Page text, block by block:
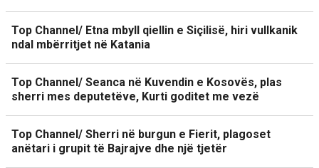
Top Channel/ Etna mbyll qiellin e Siçilisë, hiri vullkanik
ndal mbërritjet në Katania
Top Channel/ Seanca në Kuvendin e Kosovës, plas
sherri mes deputetëve, Kurti goditet me vezë
Top Channel/ Sherri në burgun e Fierit, plagoset
anëtari i grupit të Bajrajve dhe një tjetër